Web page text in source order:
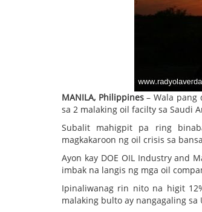
MANILA, Philippines– Wala pang
sa 2 malaking oil facilty sa Saudi
Subalit mahigpit pa ring
magkakaroon ng oil crisis sa
Ayon kay DOE OIL Industry and
imbak na langis ng mga oil
Ipinaliwanag rin nito na higit
malaking bulto ay nangagaling sa